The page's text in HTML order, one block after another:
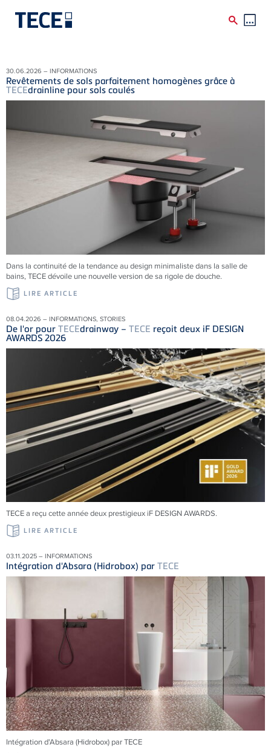
30.06.2026 – INFORMATIONS
Revêtements de sols parfaitement homogènes grâce à
TECEdrainline pour sols coulés
Dans la continuité de la tendance au design minimaliste dans la salle de
bains, TECE dévoile une nouvelle version de sa rigole de douche.
LIRE ARTICLE
08.04.2026 – INFORMATIONS, STORIES
De l'or pour TECEdrainway – TECE reçoit deux iF DESIGN
AWARDS 2026
TECE a reçu cette année deux prestigieux iF DESIGN AWARDS.
LIRE ARTICLE
03.11.2025 – INFORMATIONS
Intégration d'Absara (Hidrobox) par TECE
Intégration d'Absara (Hidrobox) par TECE